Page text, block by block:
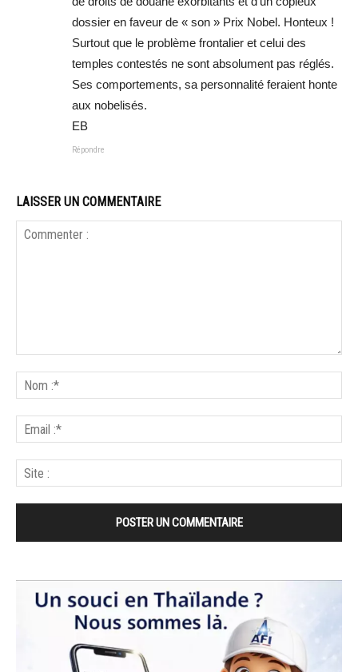
dossier en faveur de « son » Prix Nobel. Honteux !
Surtout que le problème frontalier et celui des
temples contestés ne sont absolument pas réglés.
Ses comportements, sa personnalité feraient honte
aux nobelisés.
EB
Répondre
LAISSER UN COMMENTAIRE